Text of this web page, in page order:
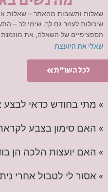
שאלות ותשובות מהאתר – שאלות
שיכולות לעזור גם לך. שימי לב –
הספציפיים של השאלה, את מוזמנת
שאלי את היועצת
לכל השו"ת
» מתי בחודש כדאי
» האם סימון בצבע
» האם יועצות הלכה הן
» אסור לי לטבול אחרי